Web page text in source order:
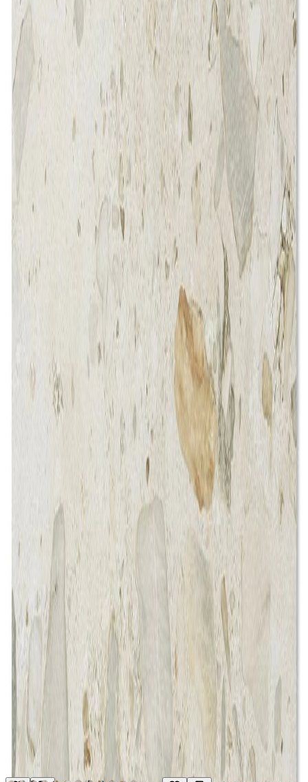
ブランド
DINAONE
メーカー
¥24,800 / ㎡ 税抜
24,800 [税抜]
サンプル請求
23φ ネット張り の製品
もっと見る
シリーズの一覧を見る
何色ものパーティクルが散りばめられた可愛らしいペニーラ
ウンドのテラゾルックモザイク。多色使いのサークリングテ
ラゾは他素材との組み合わせも容易で、視覚距離によってシ
ンプルにもポップにも受ける印象が変わるオールマイティな
標準在庫品
(mm)
6
(mm)
ガラスその他
素材の補足情報
リサイクルガラス
使用可能箇所
水廻り（壁）
屋内（壁）
屋内（床）
関連リンク
公式サイト
公式カタログ
23φ ネット張り
もっと見る